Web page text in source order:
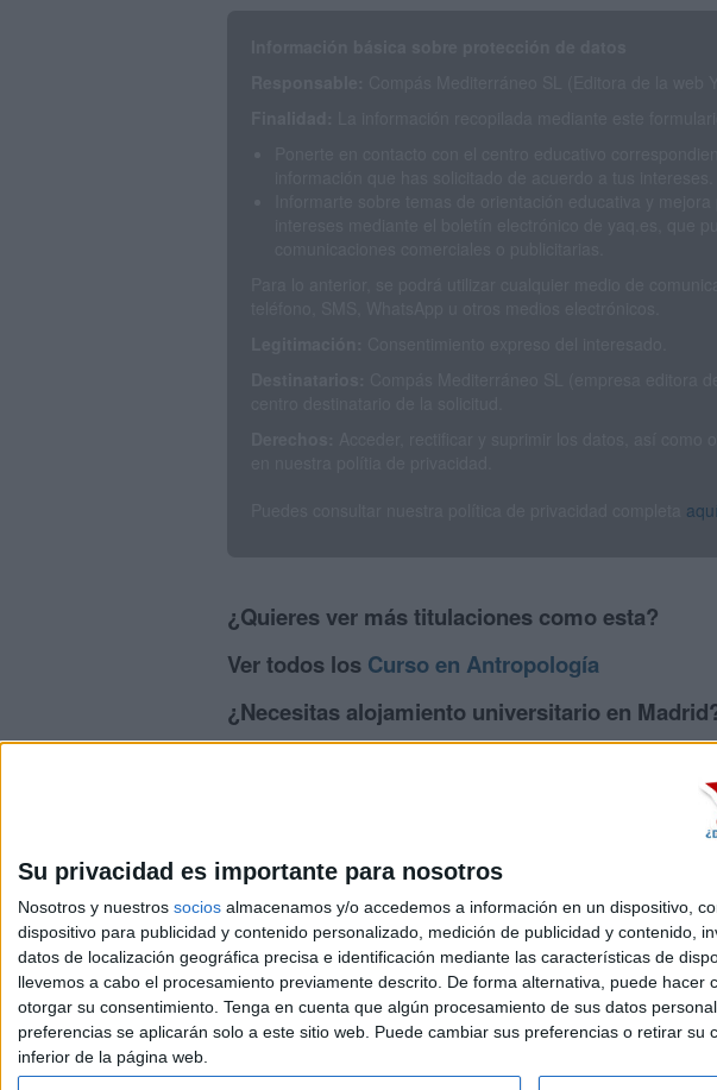
Su privacidad es importante para nosotros
Nosotros y nuestros socios almacenamos y/o accedemos a información en un dispositivo,
dispositivo para publicidad y contenido personalizado, medición de publicidad y contenido,
datos de localización geográfica precisa e identificación mediante las características de
llevemos a cabo el procesamiento previamente descrito. De forma alternativa, puede
otorgar su consentimiento. Tenga en cuenta que algún procesamiento de sus datos
preferencias se aplicarán solo a este sitio web. Puede cambiar sus preferencias o retirar
inferior de la página web.
¿Quieres ver más titulaciones como esta?
Ver todos los Curso en Antropología
¿Necesitas alojamiento universitario en
>> Residencias de estudiantes y colegios mayores en Madrid
Aviso legal|Politica de
© 2003-2026Compás Mediterráneo S.L.-